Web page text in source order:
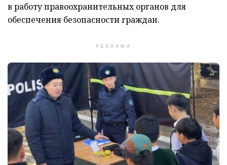
в работу правоохранительных органов для
обеспечения безопасности граждан.
РЕКЛАМА